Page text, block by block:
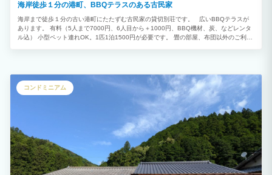
海岸徒歩１分の港町、BBQテラスのある古民家
海岸まで徒歩１分の古い港町にたたずむ古民家の貸切別荘です。 広いBBQテラスが
あります。 有料（5人まで7000円、6人目から＋1000円、BBQ機材、炭、などレンタ
ル込） 小型ペット連れOK。1匹1泊1500円が必要です。 畳の部屋、布団以外のご利用
自然体験が満喫できます。 アドベンチャーワールド、白浜温泉、白良浜まで車で20
分。 施設近辺の車で3分圏内に天然温泉、コンビニ、スーパー、ホームセンター、道
の駅などがあり、自炊、長期滞在にも大変便利です。 太平洋を臨む志原海岸、熊野ジ
オパーク散策は、自然の雄大さを教えてくれます。 日置川清流では鮎釣りが有名です
が、カヤックや川辺でのBBQなどを楽しめる穴場があります。 こっそり教えます！
コンドミニアム